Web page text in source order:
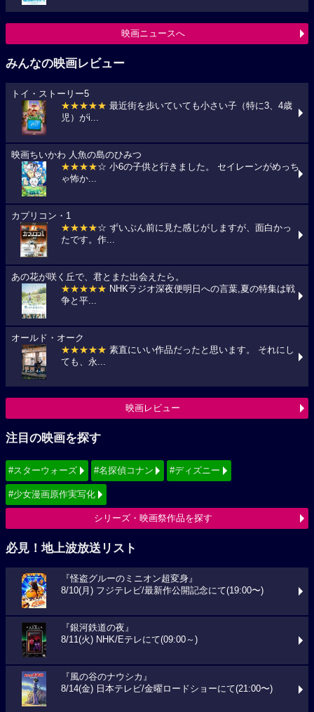
映画ニュースへ
みんなの映画レビュー
トイ・ストーリー5
★★★★★ 最近街を歩いていても小さい子（特に3、4歳
児）がi...
映画ちいかわ 人魚の島のひみつ
★★★★☆ 小6の子供と行きました。 セイレーンがめっち
ゃ怖か...
カプリコン・1
★★★★☆ ずいぶん前に見た感じがしますが、面白かっ
たです。作...
あの花が咲く丘で、君とまた出会えたら。
★★★★★ NHKラジオ深夜便明日への言葉,夏の特集は戦
争と平...
オールド・オーク
★★★★★ 素直にいい作品だったと思います。 それにし
ても、永...
映画レビュー
注目の映画を探す
#スターウォーズ #名探偵コナン #ディズニー
#少女漫画原作実写化
シリーズ・映画祭作品を探す
必見！地上波放送リスト
『怪盗グルーのミニオン超変身』
8/10(月) フジテレビ/最新作公開記念にて(19:00〜)
『銀河鉄道の夜』
8/11(火) NHK/Eテレにて(09:00～)
『風の谷のナウシカ』
8/14(金) 日本テレビ/金曜ロードショーにて(21:00〜)